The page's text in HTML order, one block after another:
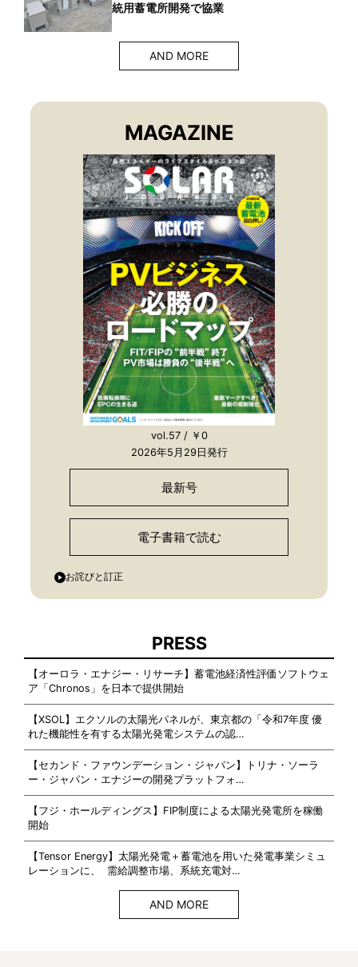
統用蓄電所開発で協業
AND MORE
MAGAZINE
vol.57 / ￥0
2026年5月29日発行
最新号
電子書籍で読む
お詫びと訂正
PRESS
【オーロラ・エナジー・リサーチ】蓄電池経済性評価ソフトウェ
ア「Chronos」を日本で提供開始
【XSOL】エクソルの太陽光パネルが、東京都の「令和7年度 優
れた機能性を有する太陽光発電システムの認…
【セカンド・ファウンデーション・ジャパン】トリナ・ソーラ
ー・ジャパン・エナジーの開発プラットフォ…
【フジ・ホールディングス】FIP制度による太陽光発電所を稼働
開始
【Tensor Energy】太陽光発電＋蓄電池を用いた発電事業シミュ
レーションに、 需給調整市場、系統充電対…
AND MORE